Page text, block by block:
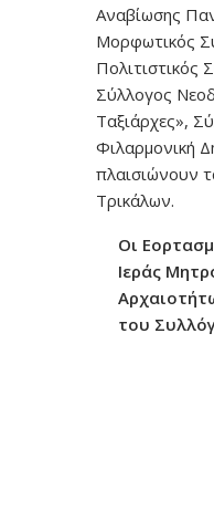
Αναβίωσης
Μορφωτικός
Πολιτιστικός
Σύλλογος
Ταξιάρχες»,
Φιλαρμονική
πλαισιώνουν
Τρικάλων.
Οι
Ιεράς
του